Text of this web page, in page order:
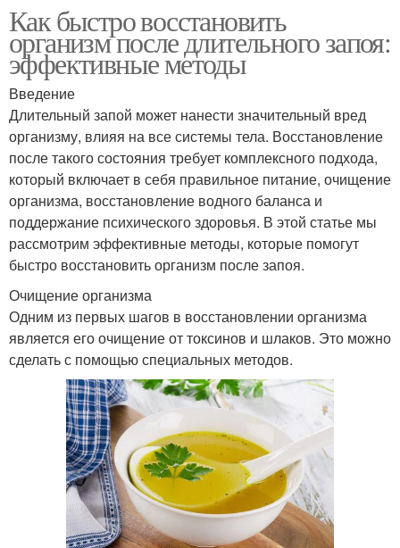
Как быстро восстановить
организм после длительного запоя:
эффективные методы
Введение
Длительный запой может нанести значительный вред
организму, влияя на все системы тела. Восстановление
после такого состояния требует комплексного подхода,
который включает в себя правильное питание, очищение
организма, восстановление водного баланса и
поддержание психического здоровья. В этой статье мы
рассмотрим эффективные методы, которые помогут
быстро восстановить организм после запоя.
Очищение организма
Одним из первых шагов в восстановлении организма
является его очищение от токсинов и шлаков. Это можно
сделать с помощью специальных методов.